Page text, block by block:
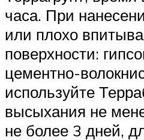
часа. При
или плохо
поверхности:
цементно-
используйте
высыхания не
не более 3 дней,